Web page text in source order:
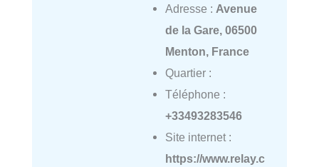
Adresse : Avenue
de la Gare, 06500
Menton, France
Quartier :
Téléphone :
+33493283546
Site internet :
https://www.relay.c